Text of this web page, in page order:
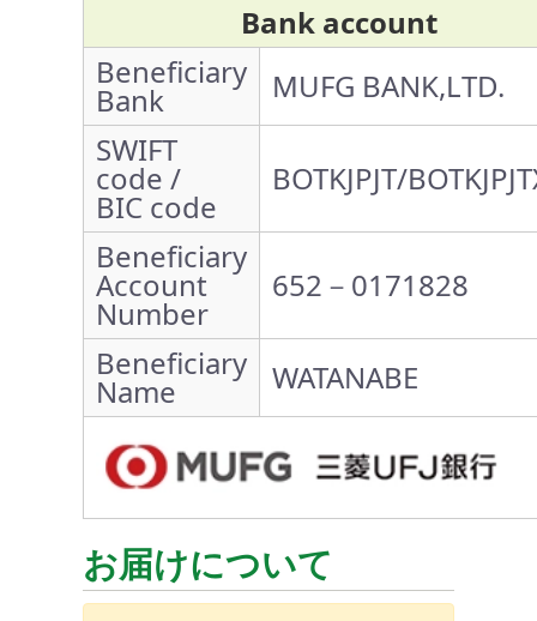
Bank account
Beneficiary
Bank
MUFG BANK,LTD.
SWIFT
code /
BIC code
BOTKJPJT/
Beneficiary
Account
Number
652－0171828
Beneficiary
Name WATANABE
お届けについて